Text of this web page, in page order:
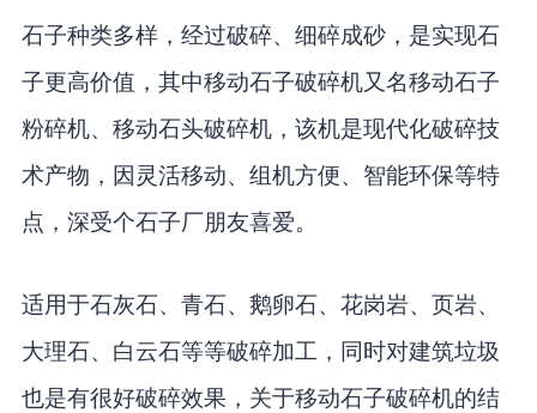
石子种类多样，经过破碎、细碎成砂，是实现石
子更高价值，其中移动石子破碎机又名移动石子
粉碎机、移动石头破碎机，该机是现代化破碎技
术产物，因灵活移动、组机方便、智能环保等特
点，深受个石子厂朋友喜爱。
适用于石灰石、青石、鹅卵石、花岗岩、页岩、
大理石、白云石等等破碎加工，同时对建筑垃圾
也是有很好破碎效果，关于移动石子破碎机的结